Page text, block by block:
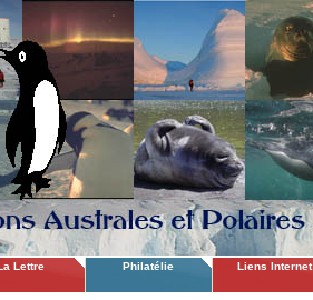
Lettre Philatélie Liens Internet